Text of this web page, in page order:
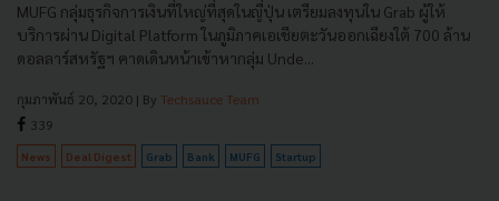
MUFG กลุ่มธุรกิจการเงินที่ใหญ่ที่สุดในญี่ปุ่น เตรียมลงทุนใน Grab ผู้ให้
บริการผ่าน Digital Platform ในภูมิภาคเอเชียตะวันออกเฉียงใต้ 700 ล้าน
ดอลลาร์สหรัฐฯ คาดเดินหน้าเข้าหากลุ่ม Unde...
กุมภาพันธ์ 20, 2020 | By Techsauce Team
339
News Deal Digest Grab Bank MUFG Startup